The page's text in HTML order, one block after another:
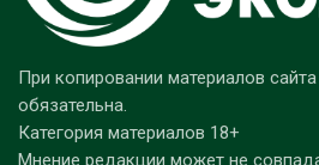
При копировании материалов
обязательна.
Категория материалов 18+
Мнение редакции может не